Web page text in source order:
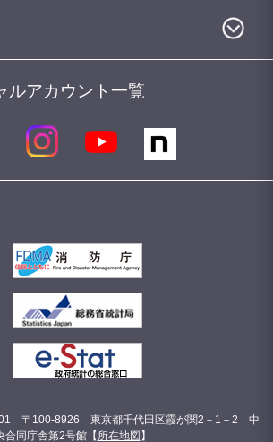
ルアカウント一覧
〒100-8926 東京都千代田区霞が関2－1－2 中
合同庁舎第2号館【 所在地図 】